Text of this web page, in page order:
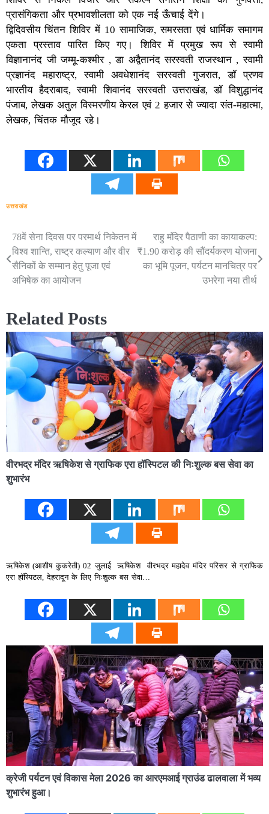
प्रासंगिकता और प्रभावशीलता को एक नई ऊँचाई देंगे।
द्विदिवसीय चिंतन शिविर में 10 सामाजिक, समरसता एवं धार्मिक समागम
एकता प्रस्ताव पारित किए गए। शिविर में प्रमुख रूप से स्वामी
विज्ञानानंद जी जम्मू-कश्मीर , डा अद्वैतानंद सरस्वती राजस्थान , स्वामी
प्रज्ञानंद महाराष्ट्र, स्वामी अवधेशानंद सरस्वती गुजरात, डॉ प्रणव
भारतीय हैदराबाद, स्वामी शिवानंद सरस्वती उत्तराखंड, डॉ विशुद्धानंद
पंजाब, लेखक अतुल विस्मरणीय केरल एवं 2 हजार से ज्यादा संत-महात्मा,
लेखक, चिंतक मौजूद रहे।
उत्तराखंड
Post
navigation
78वें सेना दिवस पर परमार्थ निकेतन में
विश्व शान्ति, राष्ट्र कल्याण और वीर
सैनिकों के सम्मान हेतु पूजा एवं
अभिषेक का आयोजन
राहु मंदिर पैठाणी का कायाकल्प:
₹1.90 करोड़ की सौंदर्यकरण योजना
का भूमि पूजन, पर्यटन मानचित्र पर
उभरेगा नया तीर्थ
Related Posts
वीरभद्र मंदिर ऋषिकेश से ग्राफिक एरा हॉस्पिटल की निःशुल्क बस सेवा का
शुभारंभ
ऋषिकेश (आशीष कुकरेती) 02 जुलाई ऋषिकेश वीरभद्र महादेव मंदिर परिसर से ग्राफिक
एरा हॉस्पिटल, देहरादून के लिए निःशुल्क बस सेवा…
क्रेजी पर्यटन एवं विकास मेला 2026 का आरएमआई ग्राउंड ढालवाला में भव्य
शुभारंभ हुआ।